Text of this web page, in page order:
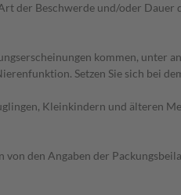
der Beschwerde und/oder
kommen, unter
Setzen Sie sich bei
Kleinkindern und älteren
den Angaben der